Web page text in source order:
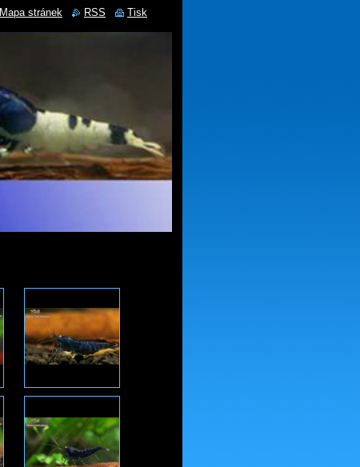
Mapa stránek RSS Tisk